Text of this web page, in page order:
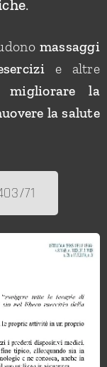
.
massaggi
e altre
migliorare la
la salute
71